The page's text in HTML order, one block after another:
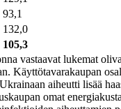
93,1
132,0
105,3
vastaavat lukemat
Käyttötavarakaupan
aiheutti lisää
omat